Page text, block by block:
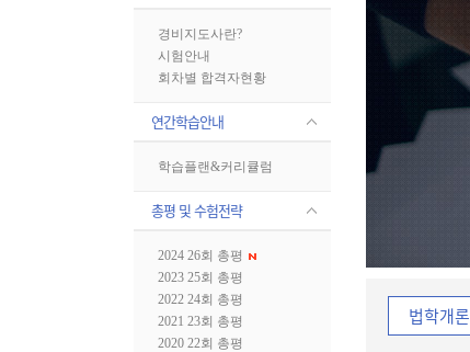
경비지도사란?
시험안내
회차별 합격자현황
연간학습안내
학습플랜&커리큘럼
총평 및 수험전략
2024 26회 총평
2023 25회 총평
2022 24회 총평
2021 23회 총평
2020 22회 총평
법학개론